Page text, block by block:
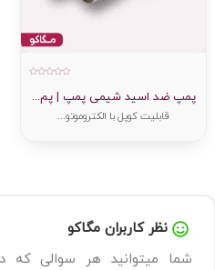
پمپ ضد اسید شیمی پمپ | پم...
قابلیت کوپل با الکتروموتو...
نظر کاربران مگاکو
شما میتوانید هر سوالی که